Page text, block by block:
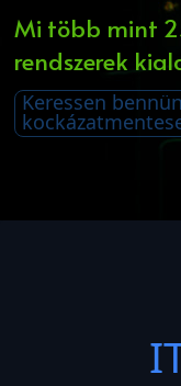
Mi több mint
rendszerek
Keressen